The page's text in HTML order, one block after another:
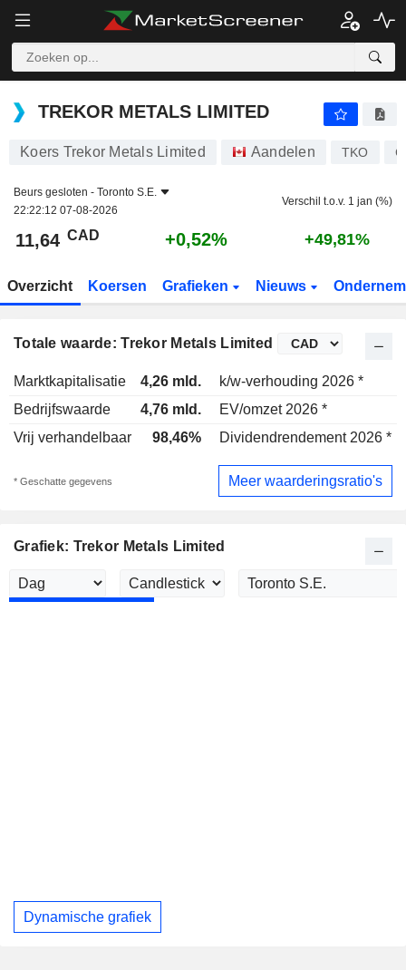
TREKOR METALS LIMITED
TREKOR METALS LIMITED
Koers Trekor Metals Limited Aandelen TKO
Beurs gesloten - Toronto S.E.
22:22:12 07-08-2026
Verschil t.o.v. 1 jan (%)
11,64 CAD +0,52% +49,81%
Overzicht Koersen Grafieken Nieuws
Totale waarde: Trekor Metals Limited
Marktkapitalisatie 4,26 mld. k/w-verhouding 2026 *
Bedrijfswaarde
4,76 mld. EV/omzet 2026 *
Vrij verhandelbaar
98,46% Dividendrendement 2026 *
* Geschatte gegevens Meer waarderingsratio's
Grafiek: Trekor Metals Limited
Dynamische grafiek